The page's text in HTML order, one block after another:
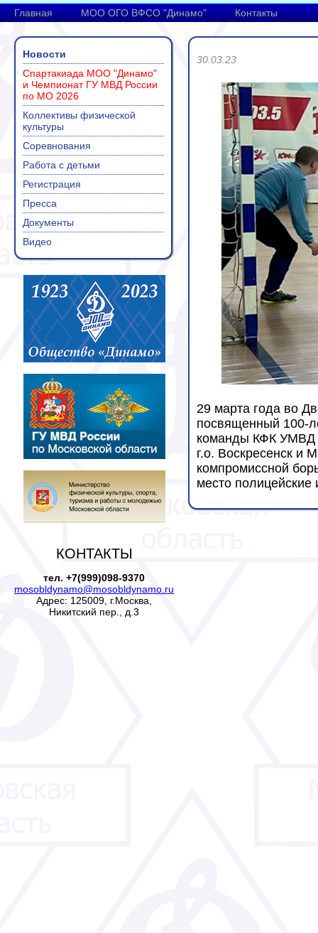
Главная МОО ОГО ВФСО "Динамо" Контакты
Новости
Спартакиада МОО "Динамо"
и Чемпионат ГУ МВД России
по МО 2026
Коллективы физической
культуры
Соревнования
Работа с детьми
Регистрация
Пресса
Документы
Видео
КОНТАКТЫ
тел. +7(999)098-9370
mosobldynamo@mosobldynamo.ru
Адрес: 125009, г.Москва,
Никитский пер., д.3
30.03.23
29 марта года во
посвященный 100-
команды КФК УМВД
г.о. Воскресенск и
компромиссной
место полицейские